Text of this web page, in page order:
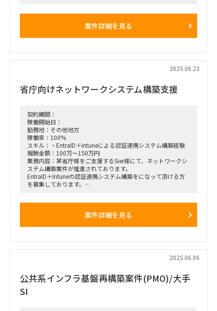
・8月から順次開始されるテストに関わる関係者調整（対
・テスト進捗管理 他
■期間
2025年8月～終了時期未定（Go Liveは2026年10月）
■稼働率
100%
■備考
プロジェクト全体レベルでは元請メンバが入っており連携はで
きるものの、
基本的には一人でテストチームに入っていただき、クライアン
トメンバと相対してサービス提供いただく予定。
■働き方
作業場所はリモートとオンサイト（新日本橋・神田エリア）の
現時点で週2日程度のオンサイト。（オンサイト勤務時の稼働
案件詳細を見る
2025.06.23
省庁向けネットワークシステム構築支援
契約期間：
稼働開始日：
勤務地：その他地方
稼働率：100%
スキル：・EntraID＋Intuneによる認証連携システム構築経験
報酬金額：100万～150万円
業務内容：某省庁様をご支援するSier様にて、ネットワークシ
ステム構築案件が推進されております。
EntraID＋Intuneの認証連携システム構築をになって頂ける方
を募集しております。
案件詳細を見る
2025.06.06
公共系インフラ基盤再構築案件(PMO)/大手
SI